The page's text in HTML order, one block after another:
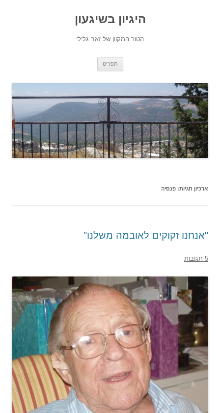
היגיון בשיגעון
הטור המקוון של זאב גלילי
תפריט
ארכיון תגיות: פנסיה
"אנחנו זקוקים לאובמה משלנו"
5 תגובות